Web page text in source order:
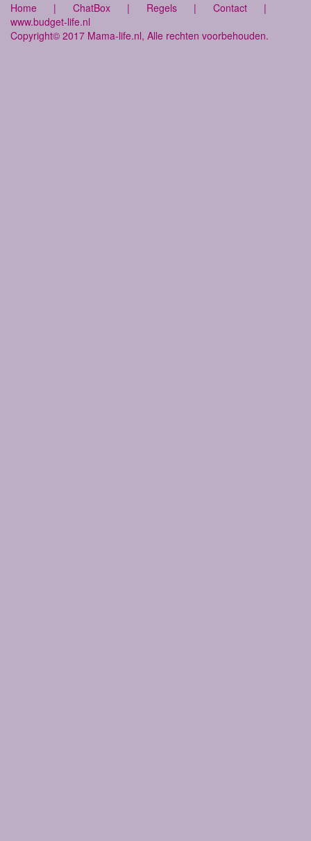
Home | ChatBox | Regels | Contact |
www.budget-life.nl
Copyright© 2017 Mama-life.nl, Alle rechten voorbehouden.